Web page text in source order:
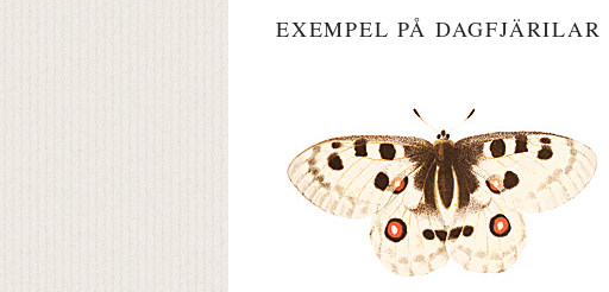
EXEMPEL PÅ DAGFJÄRILAR